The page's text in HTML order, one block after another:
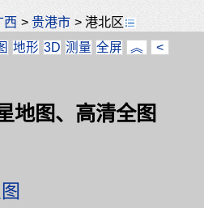
西 >贵港市 >港北区
地形 3D 测量 全屏 ︽ <
地图、高清全图